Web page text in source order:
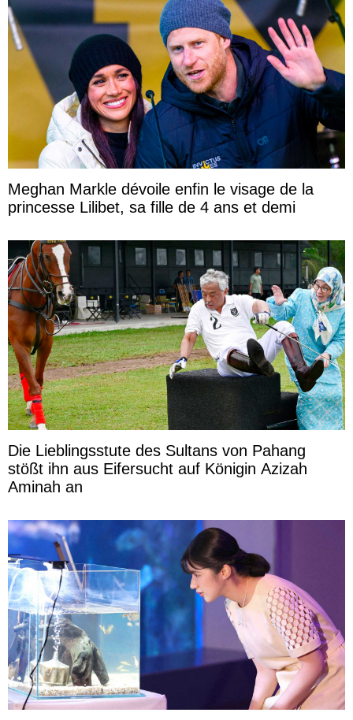
Meghan Markle dévoile enfin le visage de la
princesse Lilibet, sa fille de 4 ans et demi
Die Lieblingsstute des Sultans von Pahang
stößt ihn aus Eifersucht auf Königin Azizah
Aminah an